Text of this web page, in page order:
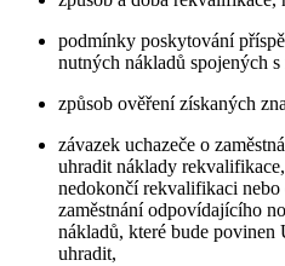
podmínky poskytování
nutných nákladů spojených
způsob ověření získaných
závazek uchazeče o
uhradit náklady
nedokončí rekvalifikaci
zaměstnání odpovídajícího
nákladů, které bude povinen
uhradit,